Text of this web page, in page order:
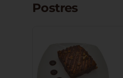
Postres